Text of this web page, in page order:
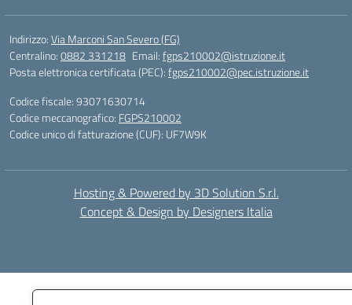
Indirizzo:Via Marconi San Severo (FG)
Centralino:0882 331218 Email:fgps210002@istruzione.it
Posta elettronica certificata (PEC):fgps210002@pec.istruzione.it
Codice fiscale: 93071630714
Codice meccanografico: FGPS210002
Codice unico di fatturazione (CUF): UF7W9K
Hosting & Powered by 3D Solution S.r.l.
Concept & Design by Designers Italia